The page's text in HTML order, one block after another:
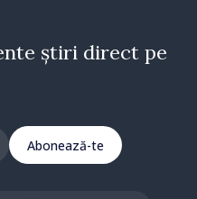
știri direct pe
Abonează-te